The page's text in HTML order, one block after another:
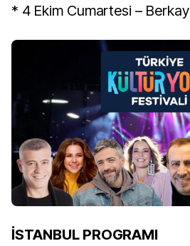
* 4 Ekim Cumartesi – Berkay
İSTANBUL PROGRAMI